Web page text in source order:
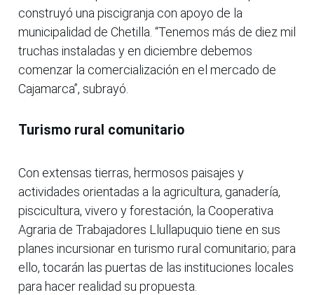
construyó una piscigranja con apoyo de la
municipalidad de Chetilla. “Tenemos más de diez mil
truchas instaladas y en diciembre debemos
comenzar la comercialización en el mercado de
Cajamarca”, subrayó.
Turismo rural comunitario
Con extensas tierras, hermosos paisajes y
actividades orientadas a la agricultura, ganadería,
piscicultura, vivero y forestación, la Cooperativa
Agraria de Trabajadores Llullapuquio tiene en sus
planes incursionar en turismo rural comunitario; para
ello, tocarán las puertas de las instituciones locales
para hacer realidad su propuesta.